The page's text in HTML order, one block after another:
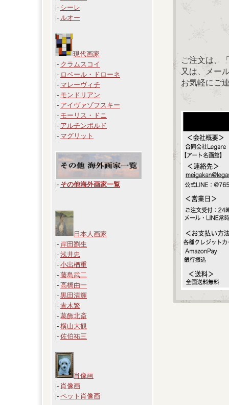
|- シーレ
|- ルオー
現代画家
|- クラムスコイ
|- ロベール・ドローネ
|- マレーヴィチ
|- モンドリアン
|- アイヴァゾフスキー
|- モーリス・ドニ
|- アルチンボルド
|- マグリット
|- その他海外画家一覧
日本人画家
|- 岸田劉生
|- 浅井忠
|- 小出楢重
|- 藤島武二
|- 高橋由一
|- 黒田清輝
|- 青木繁
|- 葛飾北斎
|- 横山大観
|- 佐伯祐三
肖像画
|- 肖像画
|- ペット肖像画
ご注文は、
又は、メー
お気軽にご